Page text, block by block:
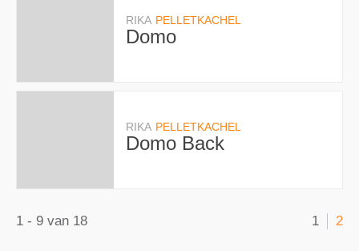
RIKA PELLETKACHEL
Domo
RIKA PELLETKACHEL
Domo Back
1 - 9 van 18 1 2